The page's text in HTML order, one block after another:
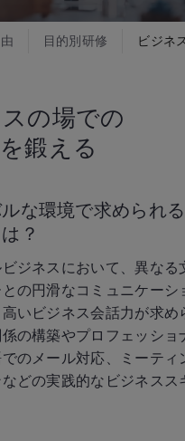
目的別研修 ビジネ
の場での
鍛える
な環境で求められる
？
ジネスにおいて、異なる
の円滑なコミュニケーシ
いビジネス会話力が求め
の構築やプロフェッショ
のメール対応、ミーティ
どの実践的なビジネスス